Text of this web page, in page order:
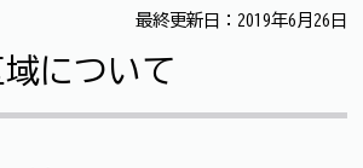
最終更新日：2019年6月26日
について